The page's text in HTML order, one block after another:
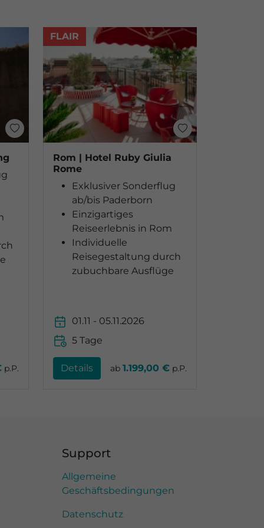
p.P.
FLAIR
Rom | Hotel Ruby Giulia
Rome
Exklusiver Sonderflug
ab/bis Paderborn
Einzigartiges
Reiseerlebnis in Rom
Individuelle
Reisegestaltung durch
zubuchbare Ausflüge
01.11 - 05.11.2026
5 Tage
Details ab 1.199,00 € p.P.
Support
Allgemeine
Geschäftsbedingungen
Datenschutz